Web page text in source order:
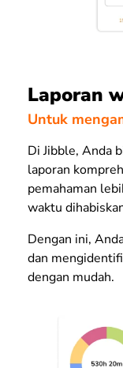
Laporan
Untuk
Di Jibble, Anda
laporan
pemahaman
waktu
Dengan ini,
dan
dengan mudah.